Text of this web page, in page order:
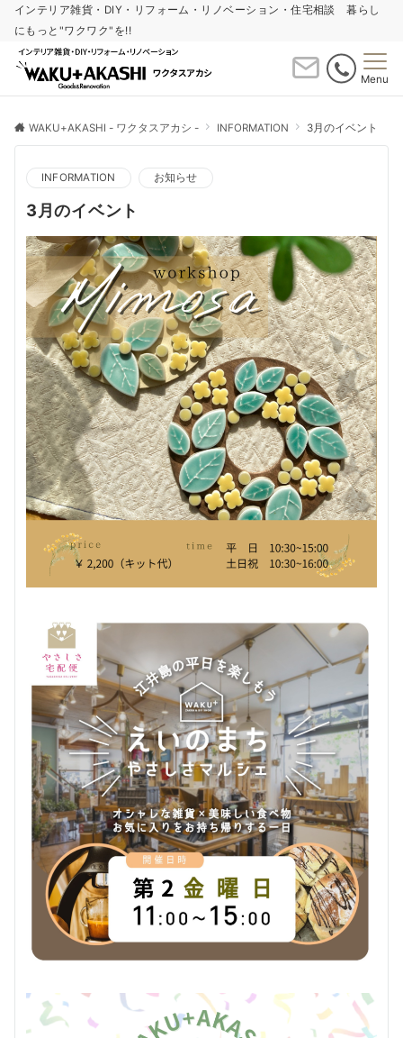
インテリア雑貨・DIY・リフォーム・リノベーション・住宅相談 暮らし
にもっと"ワクワク"を!!
Menu
WAKU+AKASHI - ワクタスアカシ - INFORMATION 3月のイベント
INFORMATION お知らせ
3月のイベント